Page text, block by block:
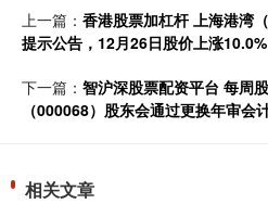
上一篇： 香港股票加杠杆 上海港湾
提示公告，12月26日股价上涨10.0%
下一篇： 智沪深股票配资平台 每周
（000068）股东会通过更换年审会
相关文章